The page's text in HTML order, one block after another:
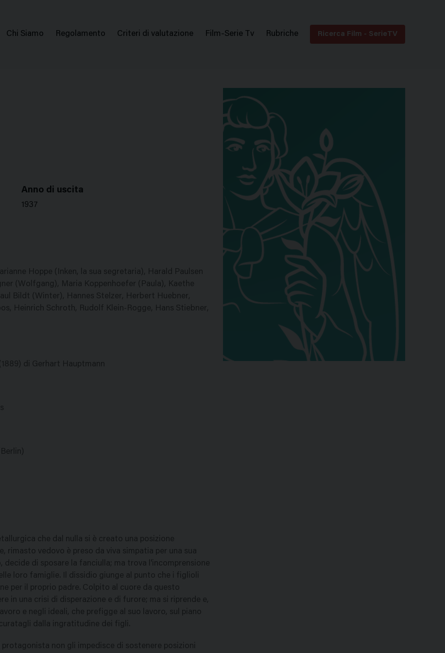
Menu
Chi Siamo Regolamento Criteri di valutazione Film-Serie Tv Rubriche Ricerca Film - SerieTV
Anno di uscita
1937
Hoppe (Inken, la sua segretaria), Harald Paulsen
(Wolfgang), Maria Koppenhoefer (Paula), Kaethe
Bildt (Winter), Hannes Stelzer, Herbert Huebner,
Heinrich Schroth, Rudolf Klein-Rogge, Hans Stiebner,
di Gerhart Hauptmann
che dal nulla si è creato una posizione
vedovo è preso da viva simpatia per una sua
di sposare la fanciulla; ma trova l'incomprensione
loro famiglie. Il dissidio giunge al punto che i figlioli
per il proprio padre. Colpito al cuore da questo
in una crisi di disperazione e di furore; ma si riprende e,
e negli ideali, che prefigge al suo lavoro, sul piano
dalla ingratitudine dei figli.
non gli impedisce di sostenere posizioni